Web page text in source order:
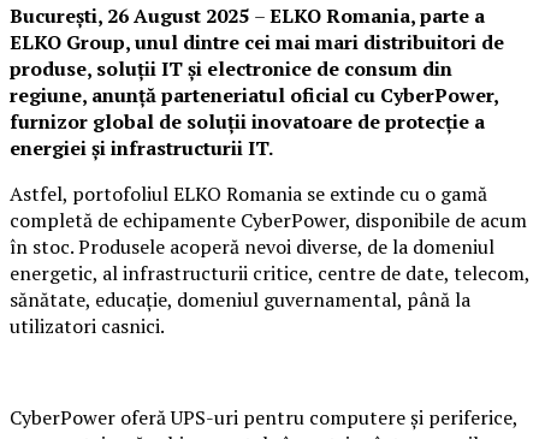
București, 26 August 2025 –ELKO Romania, parte a
ELKO Group, unul dintre cei mai mari distribuitori de
produse, soluții IT și electronice de consum din
regiune, anunță parteneriatul oficial cu CyberPower,
furnizor global de soluții inovatoare de protecție a
energiei și infrastructurii IT.
Astfel, portofoliul ELKO Romania se extinde cu o gamă
completă de echipamente CyberPower, disponibile de acum
în stoc. Produsele acoperă nevoi diverse, de la domeniul
energetic, al infrastructurii critice, centre de date, telecom,
sănătate, educație, domeniul guvernamental, până la
utilizatori casnici.
CyberPower oferă UPS-uri pentru computere și periferice,